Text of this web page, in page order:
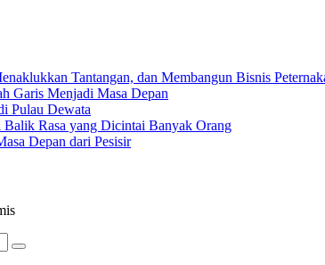
Tantangan, dan Membangun Bisnis
Garis Menjadi Masa Depan
Pulau Dewata
Balik Rasa yang Dicintai Banyak Orang
Depan dari Pesisir